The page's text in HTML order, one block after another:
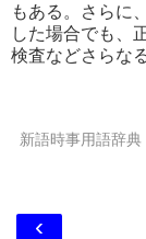
もある。さらに
した場合でも、
検査などさらな
新語時事用語辞典
‹